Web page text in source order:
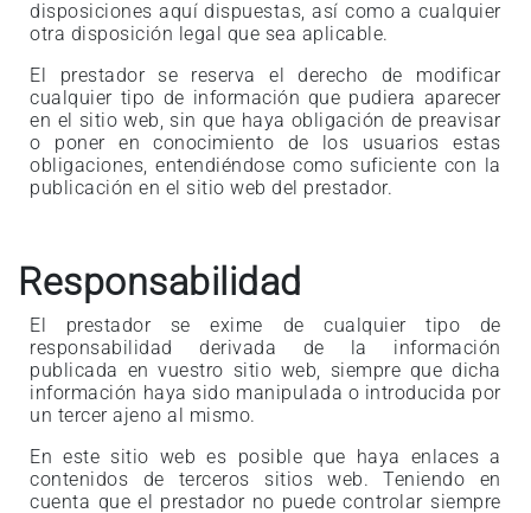
disposiciones aquí dispuestas, así como a cualquier
otra disposición legal que sea aplicable.
El prestador se reserva el derecho de modificar
cualquier tipo de información que pudiera aparecer
en el sitio web, sin que haya obligación de preavisar
o poner en conocimiento de los usuarios estas
obligaciones, entendiéndose como suficiente con la
publicación en el sitio web del prestador.
Responsabilidad
El prestador se exime de cualquier tipo de
responsabilidad derivada de la información
publicada en vuestro sitio web, siempre que dicha
información haya sido manipulada o introducida por
un tercer ajeno al mismo.
En este sitio web es posible que haya enlaces a
contenidos de terceros sitios web. Teniendo en
cuenta que el prestador no puede controlar siempre